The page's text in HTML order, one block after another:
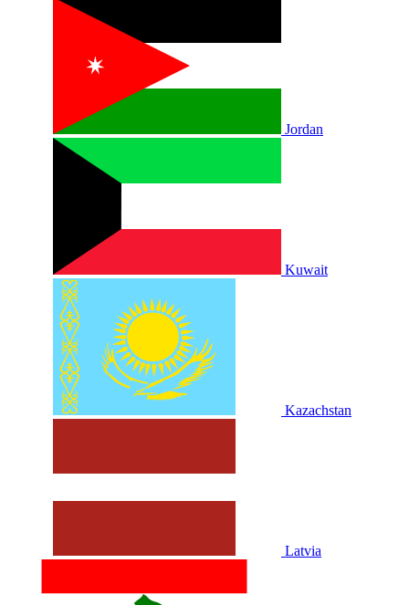
Jordan
Kuwait
Kazachstan
Latvia